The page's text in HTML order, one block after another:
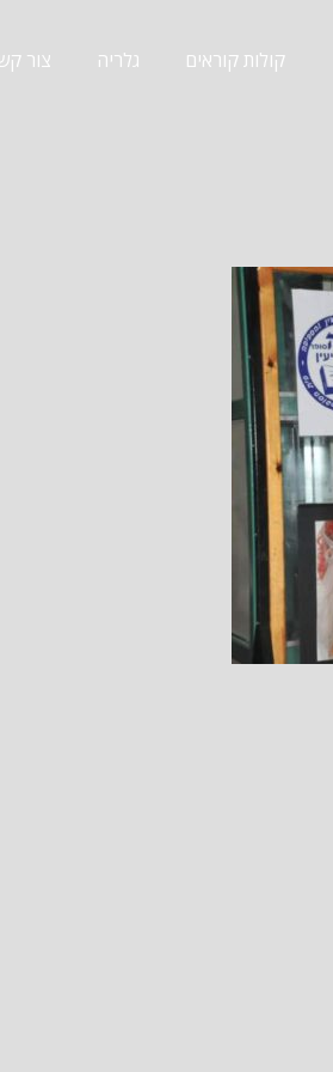
קולות קוראים גלריה צור